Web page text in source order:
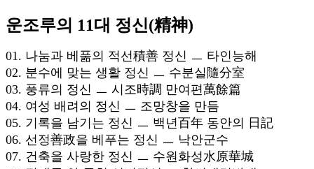
운조루의 11대 정신(精神)
01. 나눔과 베풂의 적선積善 정신 ㅡ 타인능해
02. 분수에 맞는 생활 정신 ㅡ 수분실隨分室
03. 풍류의 정신 ㅡ 시조時調 만여편萬餘篇
04. 여성 배려의 정신 ㅡ 조망창을 만듬
05. 기록을 남기는 정신 ㅡ 백년百年 동안의 日記
06. 선정善政을 베푸는 정신 ㅡ 낙안군수
07. 건축을 사랑한 정신 ㅡ 수원화성水原華城